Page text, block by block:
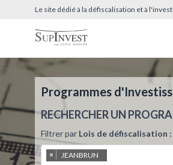
Le site dédié à la défiscalisation et à
Programmes
RECHERCHER UN
Filtrer par Lois de défiscalisation :
× JEANBRUN